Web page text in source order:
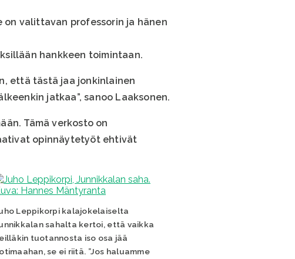
on valittavan professorin ja hänen
hankkeen toimintaan.
että tästä jaa jonkinlainen
jatkaa”, sanoo Laaksonen.
Tämä verkosto on
opinnäytetyöt ehtivät
Leppikorpi kalajokelaiselta
sahalta kertoi, että vaikka
tuotannosta iso osa jää
se ei riitä. ”Jos haluamme